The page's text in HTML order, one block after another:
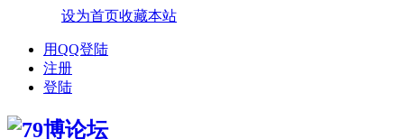
设为首页收藏本站
用QQ登陆
注册
登陆